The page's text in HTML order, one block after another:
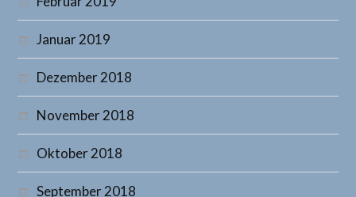
Januar 2019
Dezember 2018
November 2018
Oktober 2018
September 2018